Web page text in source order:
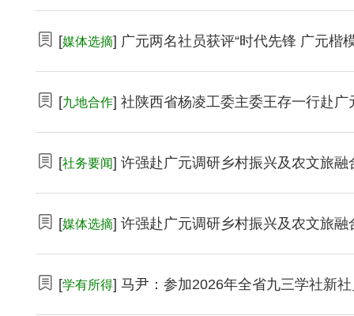
[媒体选摘] 广元两名社员获评“时代先锋 广元楷
[九地合作] 社陕西省杨凌工委主委王存一行赴广
[社务要闻] 许强赴广元调研乡村振兴及农文旅融
[媒体选摘] 许强赴广元调研乡村振兴及农文旅融
[学有所得] 马尹：参加2026年全省九三学社新